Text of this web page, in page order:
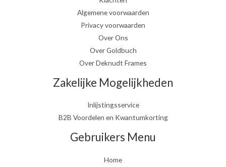
Algemene voorwaarden
Privacy voorwaarden
Over Ons
Over Goldbuch
Over Deknudt Frames
Zakelijke Mogelijkheden
Inlijstingsservice
B2B Voordelen en Kwantumkorting
Gebruikers Menu
Home